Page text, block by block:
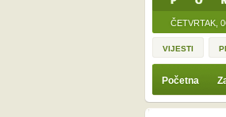
ČETVRTAK,
VIJESTI
Početna